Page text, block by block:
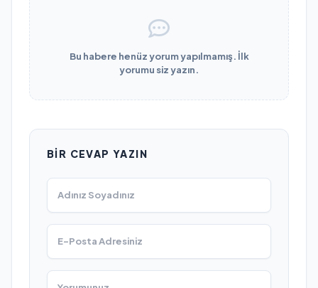
Bu habere henüz yorum yapılmamış. İlk
yorumu siz yazın.
BIR CEVAP YAZIN